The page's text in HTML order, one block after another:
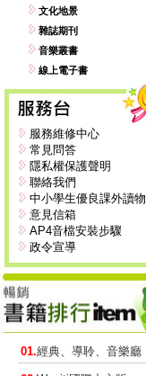
文化地景
雜誌期刊
音樂叢書
線上電子書
服務維修中心
常見問答
隱私權保護聲明
聯絡我們
中小學生優良課外讀物
意見信箱
AP4音檔安裝步驟
政令宣導
01.經典、導聆、音樂廳